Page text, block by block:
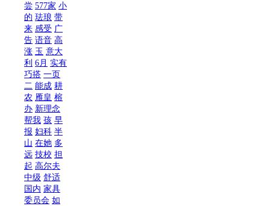
尝 577家 小
的 珐琅 带
来 感受 广
告 语音 高
涨 玉 意大
利 6月 实有
巧搭 一页
二 能成 耕
农 雁皇 榕
办 新理念
帮我 孩 早
报 妇科 半
山 在她 多
远 技校 担
起 高尔夫
中级 舒适
国内 家具
委员会 如